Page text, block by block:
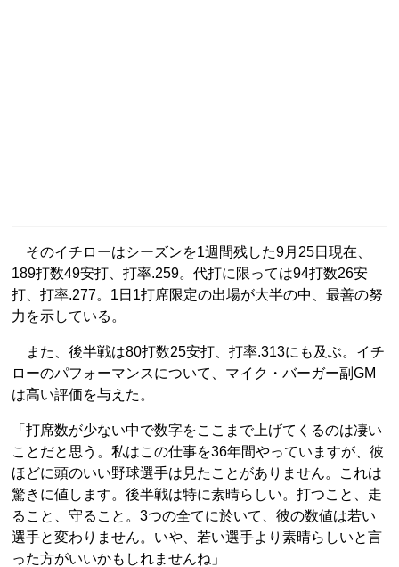
そのイチローはシーズンを1週間残した9月25日現在、
189打数49安打、打率.259。代打に限っては94打数26安
打、打率.277。1日1打席限定の出場が大半の中、最善の努
力を示している。
また、後半戦は80打数25安打、打率.313にも及ぶ。イチ
ローのパフォーマンスについて、マイク・バーガー副GM
は高い評価を与えた。
「打席数が少ない中で数字をここまで上げてくるのは凄い
ことだと思う。私はこの仕事を36年間やっていますが、彼
ほどに頭のいい野球選手は見たことがありません。これは
驚きに値します。後半戦は特に素晴らしい。打つこと、走
ること、守ること。3つの全てに於いて、彼の数値は若い
選手と変わりません。いや、若い選手より素晴らしいと言
った方がいいかもしれませんね」